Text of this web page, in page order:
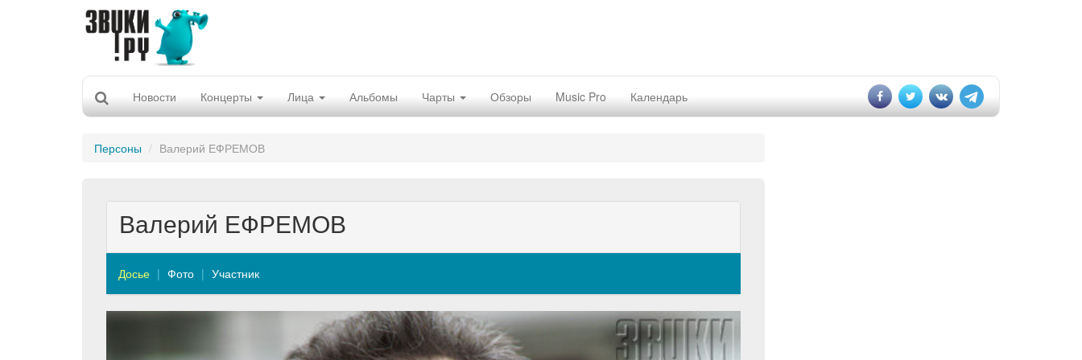
Новости Концерты Лица Альбомы Чарты Обзоры Music Pro Календарь
Персоны Валерий ЕФРЕМОВ
Валерий ЕФРЕМОВ
Досье Фото Участник